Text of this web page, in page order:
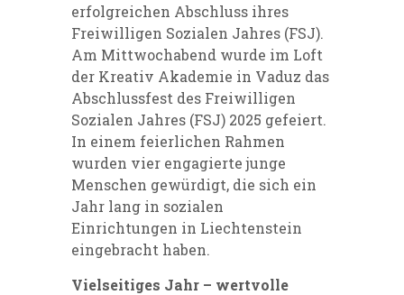
erfolgreichen Abschluss ihres
Freiwilligen Sozialen Jahres (FSJ).
Am Mittwochabend wurde im Loft
der Kreativ Akademie in Vaduz das
Abschlussfest des Freiwilligen
Sozialen Jahres (FSJ) 2025 gefeiert.
In einem feierlichen Rahmen
wurden vier engagierte junge
Menschen gewürdigt, die sich ein
Jahr lang in sozialen
Einrichtungen in Liechtenstein
eingebracht haben.
Vielseitiges Jahr – wertvolle